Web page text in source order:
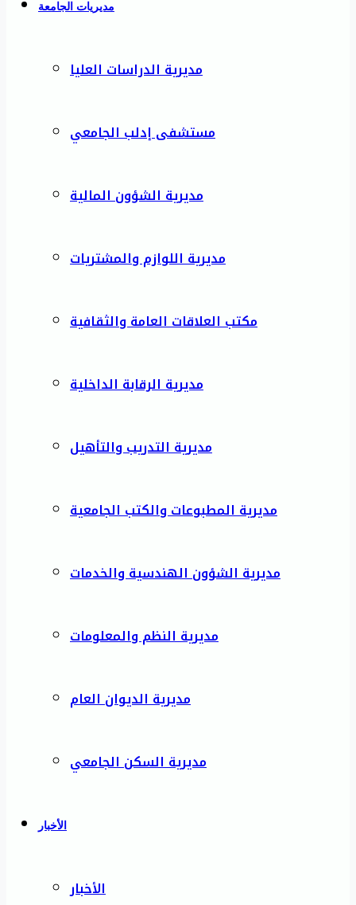
مديريات الجامعة
مديرية الدراسات العليا
مستشفى إدلب الجامعي
مديرية الشؤون المالية
مديرية اللوازم والمشتريات
مكتب العلاقات العامة والثقافية
مديرية الرقابة الداخلية
مديرية التدريب والتأهيل
مديرية المطبوعات والكتب الجامعية
مديرية الشؤون الهندسية والخدمات
مديرية النظم والمعلومات
مديرية الديوان العام
مديرية السكن الجامعي
الأخبار
الأخبار